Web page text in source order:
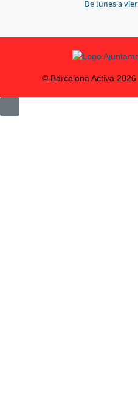
De lunes a
© Barcelona Activa 2026